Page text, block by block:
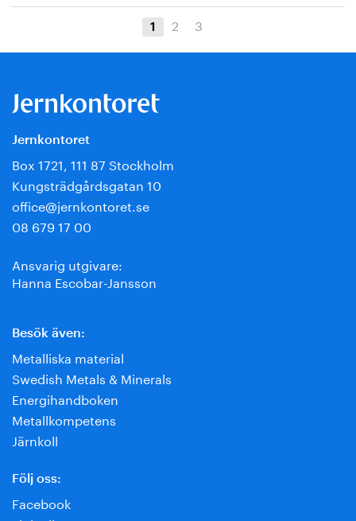
1 2 3
Jernkontoret
Box 1721, 111 87 Stockholm
Kungsträdgårdsgatan 10
office@jernkontoret.se
08 679 17 00
Ansvarig utgivare:
Hanna Escobar-Jansson
Besök även:
Metalliska material
Swedish Metals & Minerals
Energihandboken
Metallkompetens
Järnkoll
Följ oss:
Facebook